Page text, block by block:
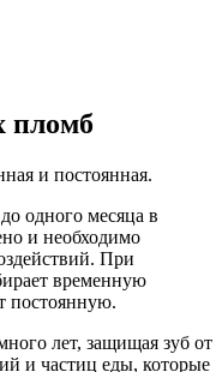
пломб
и постоянная.
одного месяца в
и необходимо
При
временную
постоянную.
лет, защищая зуб от
и частиц еды, которые